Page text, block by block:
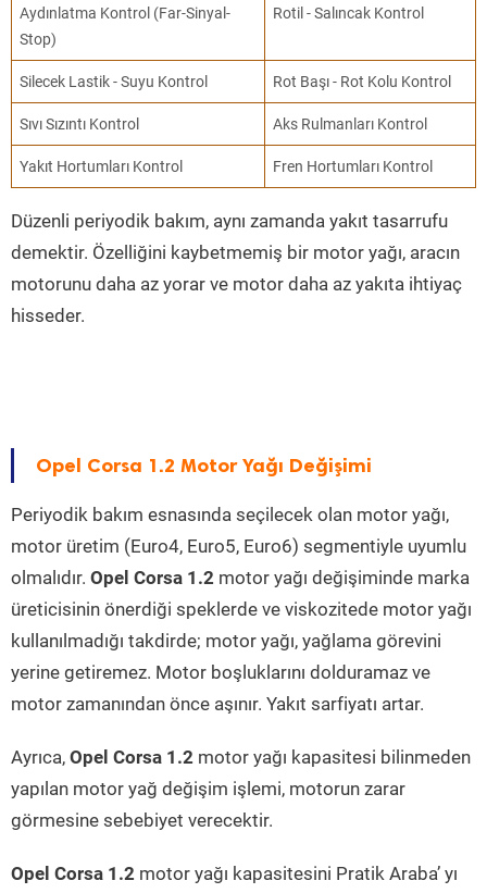
Aydınlatma Kontrol (Far-Sinyal-
Stop)
Rotil - Salıncak Kontrol
Silecek Lastik - Suyu Kontrol Rot Başı - Rot Kolu Kontrol
Sıvı Sızıntı Kontrol Aks Rulmanları Kontrol
Yakıt Hortumları Kontrol Fren Hortumları Kontrol
Düzenli periyodik bakım, aynı zamanda yakıt tasarrufu
demektir. Özelliğini kaybetmemiş bir motor yağı, aracın
motorunu daha az yorar ve motor daha az yakıta ihtiyaç
hisseder.
Opel Corsa 1.2 Motor Yağı Değişimi
Periyodik bakım esnasında seçilecek olan motor yağı,
motor üretim (Euro4, Euro5, Euro6) segmentiyle uyumlu
olmalıdır. Opel Corsa 1.2 motor yağı değişiminde marka
üreticisinin önerdiği speklerde ve viskozitede motor yağı
kullanılmadığı takdirde; motor yağı, yağlama görevini
yerine getiremez. Motor boşluklarını dolduramaz ve
motor zamanından önce aşınır. Yakıt sarfiyatı artar.
Ayrıca, Opel Corsa 1.2 motor yağı kapasitesi bilinmeden
yapılan motor yağ değişim işlemi, motorun zarar
görmesine sebebiyet verecektir.
Opel Corsa 1.2 motor yağı kapasitesini Pratik Araba’ yı